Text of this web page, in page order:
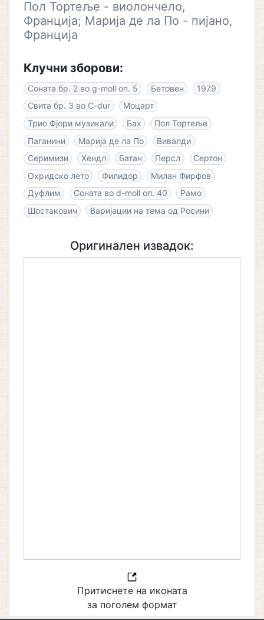
Пол Тортеље - виолончело,
Франција; Марија де ла По - пијано,
Франција
Клучни зборови:
Соната бр. 2 во g-moll оп. 5 Бетовен
1979
Свита бр. 3 во C-dur
Моцарт
Трио Фјори музикали
Бах
Пол Тортеље
Паганини
Марија де ла По
Вивалди
Серимизи
Хендл Батан Персл
Сертон
Охридско лето
Филидор
Милан Фирфов
Дуфлим
Соната во d-moll оп. 40
Рамо
Шостакович
Варијации на тема од Росини
Оригинален извадок:
Притиснете на иконата
за поголем формат